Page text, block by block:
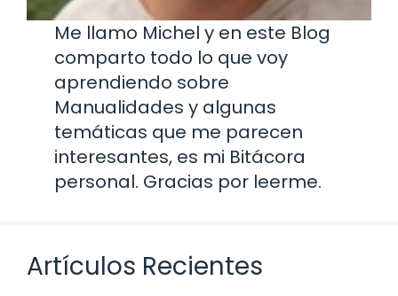
Me llamo Michel y en este Blog
comparto todo lo que voy
aprendiendo sobre
Manualidades y algunas
temáticas que me parecen
interesantes, es mi Bitácora
personal. Gracias por leerme.
Artículos Recientes